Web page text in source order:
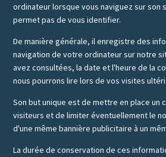
ordinateur lorsque vous naviguez sur son
permet pas de vous identifier.
De manière générale, il enregistre des
navigation de votre ordinateur sur notre
avez consultées, la date et l'heure de la
nous pourrons lire lors de vos visites
Son but unique est de mettre en place un
visiteurs et de limiter éventuellement le
d'une même bannière publicitaire à un
La durée de conservation de ces